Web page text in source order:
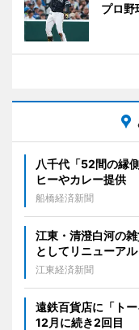
プロ
八千代「52間の縁
ヒーやカレー提供
船橋経済新聞
江東・清澄白河の
としてリニューアル
江東経済新聞
遠鉄百貨店に「ト
12月に続き2回目